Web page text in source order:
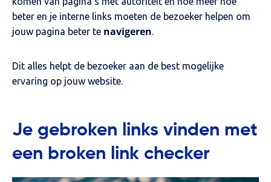
beter en je interne links moeten de bezoeker helpen om
jouw pagina beter te navigeren.
Dit alles helpt de bezoeker aan de best mogelijke
ervaring op jouw website.
Je gebroken links vinden met
een broken link checker